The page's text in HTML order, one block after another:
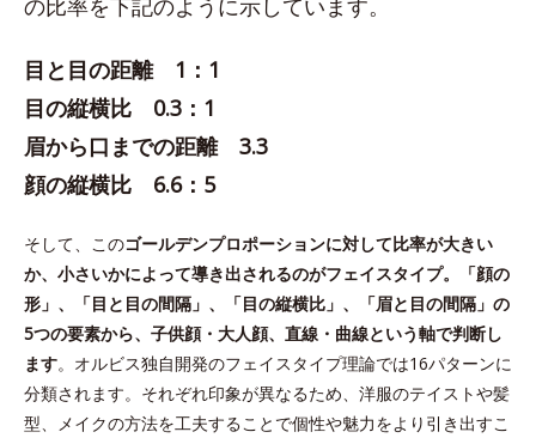
の比率を下記のように示しています。
目と目の距離 1：1
目の縦横比 0.3：1
眉から口までの距離 3.3
顔の縦横比 6.6：5
そして、このゴールデンプロポーションに対して比率が大きい
か、小さいかによって導き出されるのがフェイスタイプ。「顔の
形」、「目と目の間隔」、「目の縦横比」、「眉と目の間隔」の
5つの要素から、子供顔・大人顔、直線・曲線という軸で判断し
ます。オルビス独自開発のフェイスタイプ理論では16パターンに
分類されます。それぞれ印象が異なるため、洋服のテイストや髪
型、メイクの方法を工夫することで個性や魅力をより引き出すこ